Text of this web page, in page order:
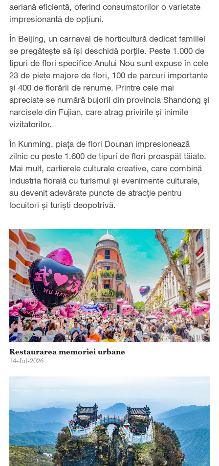
aeriană eficientă, oferind consumatorilor o varietate
impresionantă de opțiuni.
În Beijing, un carnaval de horticultură dedicat familiei
se pregătește să își deschidă porțile. Peste 1.000 de
tipuri de flori specifice Anului Nou sunt expuse în cele
23 de piețe majore de flori, 100 de parcuri importante
și 400 de florării de renume. Printre cele mai
apreciate se numără bujorii din provincia Shandong și
narcisele din Fujian, care atrag privirile și inimile
vizitatorilor.
În Kunming, piața de flori Dounan impresionează
zilnic cu peste 1.600 de tipuri de flori proaspăt tăiate.
Mai mult, cartierele culturale creative, care combină
industria florală cu turismul și evenimente culturale,
au devenit adevărate puncte de atracție pentru
locuitori și turiști deopotrivă.
Restaurarea memoriei urbane
14-Jul-2026